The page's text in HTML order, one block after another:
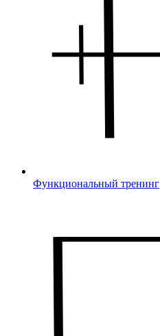
Функциональный тренинг